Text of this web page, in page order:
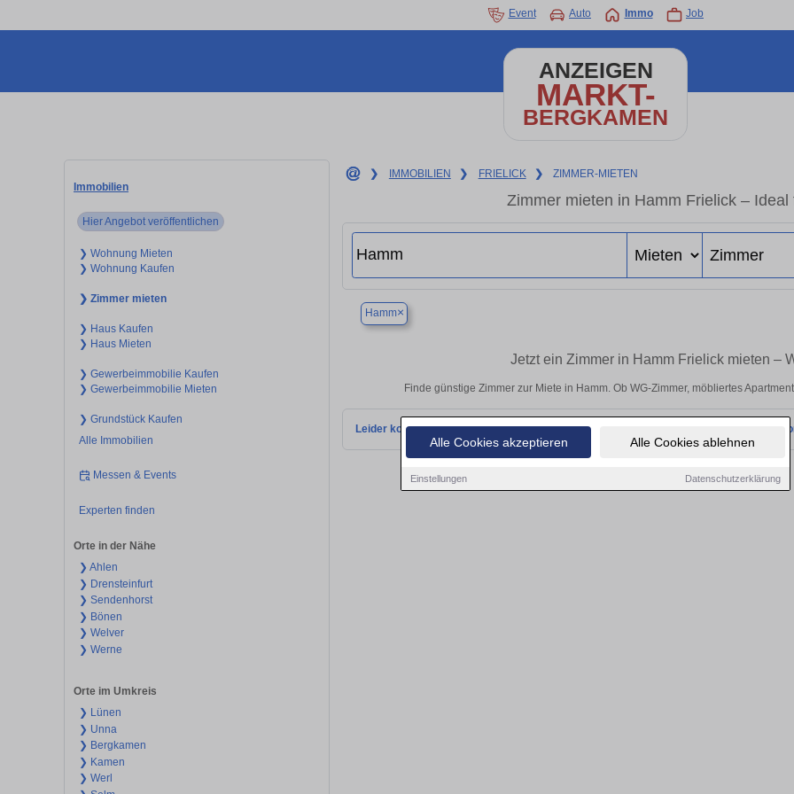
Alle Cookies akzeptieren Alle Cookies ablehnen
Einstellungen Datenschutzerklärung
Event Auto Immo Job
ANZEIGEN
MARKT-
BERGKAMEN
Immobilien
Hier Angebot veröffentlichen
❯ Wohnung Mieten
❯ Wohnung Kaufen
❯ Zimmer mieten
❯ Haus Kaufen
❯ Haus Mieten
❯ Gewerbeimmobilie Kaufen
❯ Gewerbeimmobilie Mieten
❯ Grundstück Kaufen
Alle Immobilien
Messen & Events
Experten finden
Orte in der Nähe
❯ Ahlen
❯ Drensteinfurt
❯ Sendenhorst
❯ Bönen
❯ Welver
❯ Werne
Orte im Umkreis
❯ Lünen
❯ Unna
❯ Bergkamen
❯ Kamen
❯ Werl
❯ IMMOBILIEN ❯ FRIELICK ❯ ZIMMER-MIETEN
Zimmer mieten in Hamm Frielick –
Hamm×
Jetzt ein Zimmer in Hamm Frielick mieten –
Finde günstige Zimmer zur Miete in Hamm. Ob WG-Zimmer, möbliertes
Leider konnten wir derzeit keine passenden Objekte finden. Schauen Sie bald wieder